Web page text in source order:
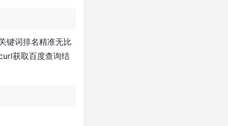
键词排名精准无比
获取百度查询结